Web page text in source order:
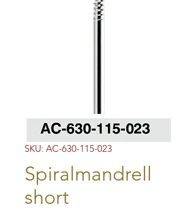
SKU: AC-630-115-023
Spiralmandrell
short